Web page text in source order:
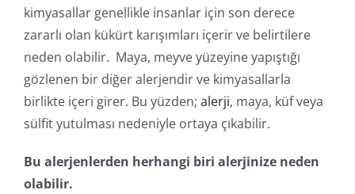
kimyasallar genellikle insanlar için son derece
zararlı olan kükürt karışımları içerir ve belirtilere
neden olabilir. Maya, meyve yüzeyine yapıştığı
gözlenen bir diğer alerjendir ve kimyasallarla
birlikte içeri girer. Bu yüzden; alerji, maya, küf veya
sülfit yutulması nedeniyle ortaya çıkabilir.
Bu alerjenlerden herhangi biri alerjinize neden
olabilir.